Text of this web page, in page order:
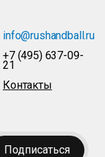
info@rushandball.ru
+7 (495) 637-09-
21
Контакты
Подписаться